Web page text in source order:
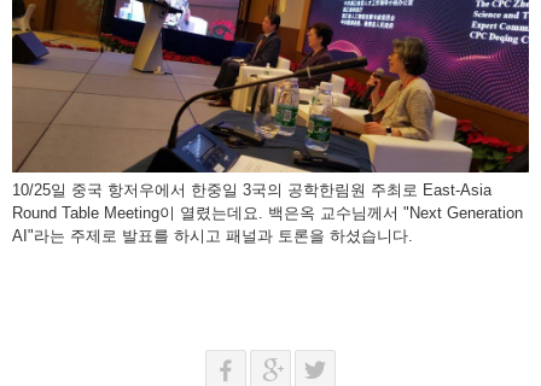
10/25일 중국 항저우에서 한중일 3국의 공학한림원 주최로 East-Asia
Round Table Meeting이 열렸는데요. 백은옥 교수님께서 "Next Generation
AI"라는 주제로 발표를 하시고 패널과 토론을 하셨습니다.